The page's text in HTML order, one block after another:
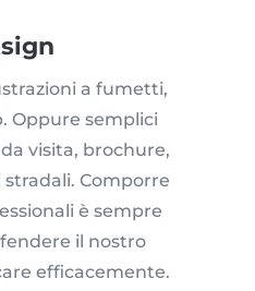
a fumetti,
Oppure semplici
visita, brochure,
Comporre
è sempre
il nostro
efficacemente.